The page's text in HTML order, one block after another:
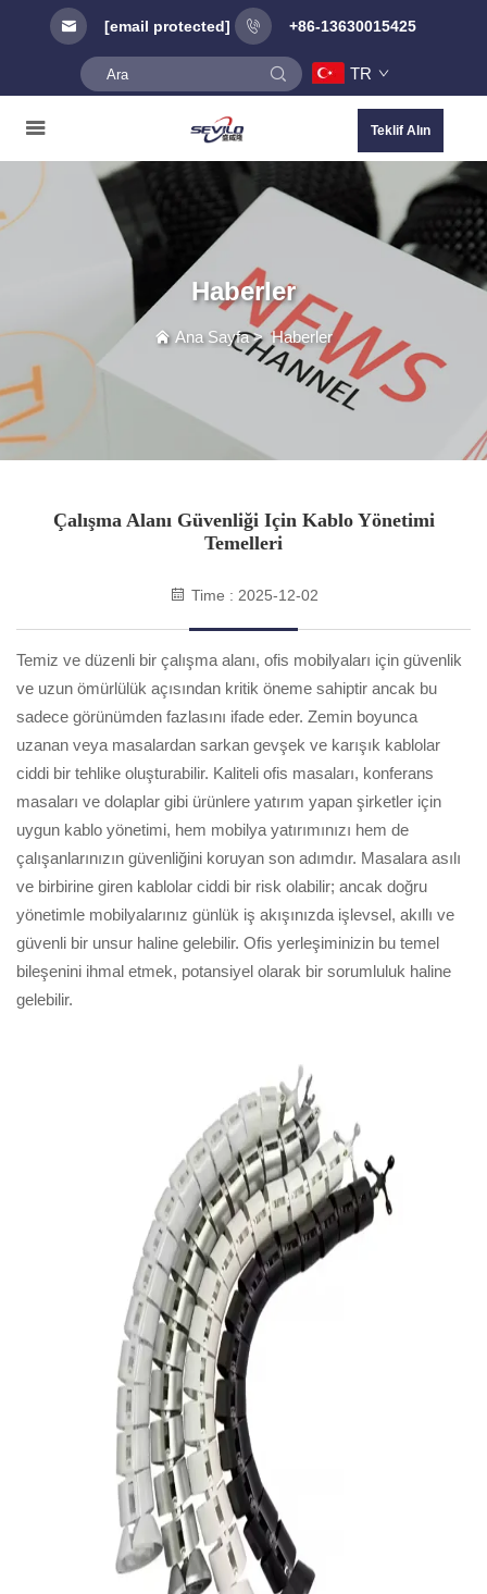
[email protected] +86-13630015425
TR
Teklif Alın
Haberler
Ana Sayfa>Haberler
Çalışma Alanı Güvenliği Için Kablo Yönetimi
Temelleri
Time : 2025-12-02
Temiz ve düzenli bir çalışma alanı, ofis mobilyaları için güvenlik
ve uzun ömürlülük açısından kritik öneme sahiptir ancak bu
sadece görünümden fazlasını ifade eder. Zemin boyunca
uzanan veya masalardan sarkan gevşek ve karışık kablolar
ciddi bir tehlike oluşturabilir. Kaliteli ofis masaları, konferans
masaları ve dolaplar gibi ürünlere yatırım yapan şirketler için
uygun kablo yönetimi, hem mobilya yatırımınızı hem de
çalışanlarınızın güvenliğini koruyan son adımdır. Masalara asılı
ve birbirine giren kablolar ciddi bir risk olabilir; ancak doğru
yönetimle mobilyalarınız günlük iş akışınızda işlevsel, akıllı ve
güvenli bir unsur haline gelebilir. Ofis yerleşiminizin bu temel
bileşenini ihmal etmek, potansiyel olarak bir sorumluluk haline
gelebilir.